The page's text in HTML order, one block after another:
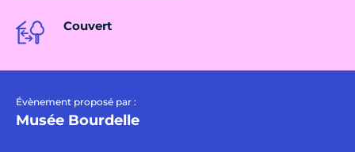
Couvert
Évènement proposé par :
Musée Bourdelle